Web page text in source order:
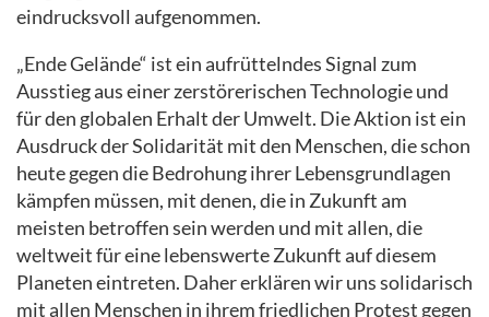
eindrucksvoll aufgenommen.
„Ende Gelände“ ist ein aufrüttelndes Signal zum
Ausstieg aus einer zerstörerischen Technologie und
für den globalen Erhalt der Umwelt. Die Aktion ist ein
Ausdruck der Solidarität mit den Menschen, die schon
heute gegen die Bedrohung ihrer Lebensgrundlagen
kämpfen müssen, mit denen, die in Zukunft am
meisten betroffen sein werden und mit allen, die
weltweit für eine lebenswerte Zukunft auf diesem
Planeten eintreten. Daher erklären wir uns solidarisch
mit allen Menschen in ihrem friedlichen Protest gegen